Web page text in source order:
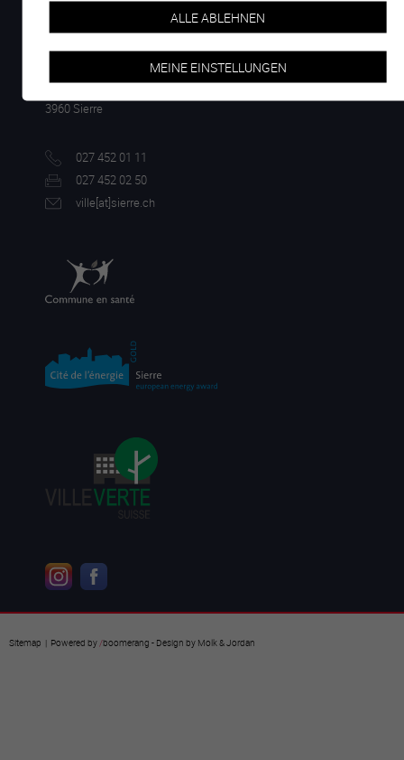
Case postale 96
3960 Sierre
027 452 01 11
027 452 02 50
ville[at]sierre.ch
Sitemap | Powered by/boomerang - Design by Molk & Jordan
ALLE ABLEHNEN
MEINE EINSTELLUNGEN